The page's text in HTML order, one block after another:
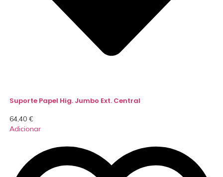
Suporte Papel Hig. Jumbo Ext. Central
64,40 €
Adicionar